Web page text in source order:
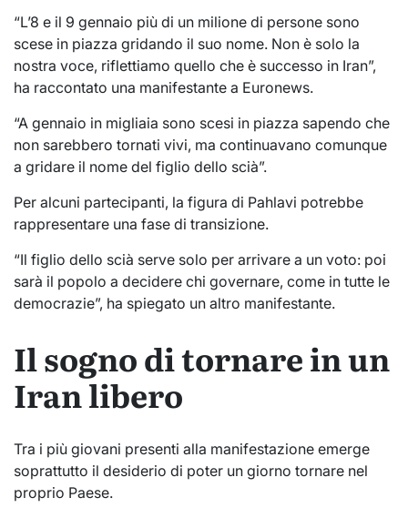
“L’8 e il 9 gennaio più di un milione di persone sono
scese in piazza gridando il suo nome. Non è solo la
nostra voce, riflettiamo quello che è successo in Iran”,
ha raccontato una manifestante a Euronews.
“A gennaio in migliaia sono scesi in piazza sapendo che
non sarebbero tornati vivi, ma continuavano comunque
a gridare il nome del figlio dello scià”.
Per alcuni partecipanti, la figura di Pahlavi potrebbe
rappresentare una fase di transizione.
“Il figlio dello scià serve solo per arrivare a un voto: poi
sarà il popolo a decidere chi governare, come in tutte le
democrazie”, ha spiegato un altro manifestante.
Il sogno di tornare in un
Iran libero
Tra i più giovani presenti alla manifestazione emerge
soprattutto il desiderio di poter un giorno tornare nel
proprio Paese.